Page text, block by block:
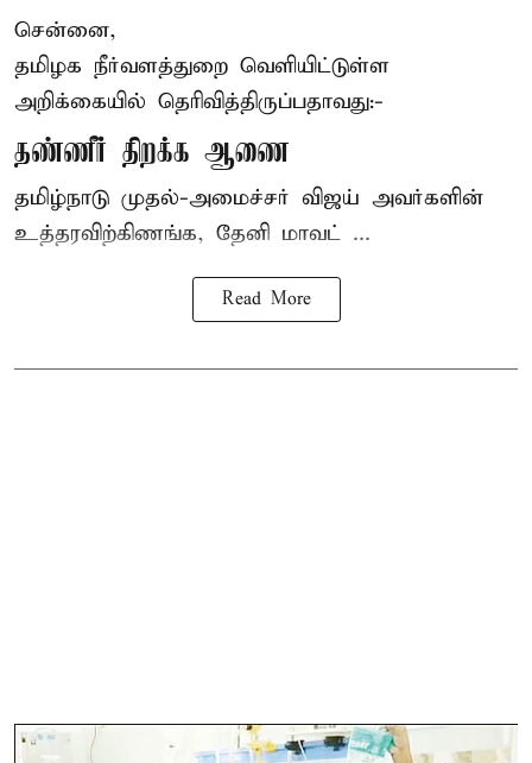
சென்னை,
தமிழக நீர்வளத்துறை வெளியிட்டுள்ள
அறிக்கையில் தெரிவித்திருப்பதாவது:-
தண்ணீர் திறக்க ஆணை
தமிழ்நாடு முதல்-அமைச்சர் விஜய் அவர்களின்
உத்தரவிற்கிணங்க, தேனி மாவட் ...
Read More